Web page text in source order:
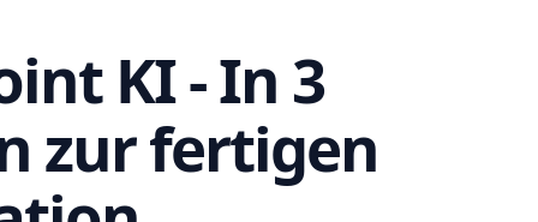
KI- In 3
zur fertigen